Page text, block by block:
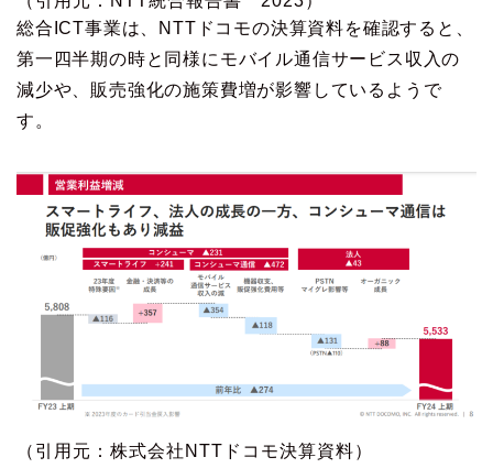
総合ICT事業は、NTTドコモの決算資料を確認すると、
第一四半期の時と同様にモバイル通信サービス収入の
減少や、販売強化の施策費増が影響しているようで
す。
（引用元：株式会社NTTドコモ決算資料）